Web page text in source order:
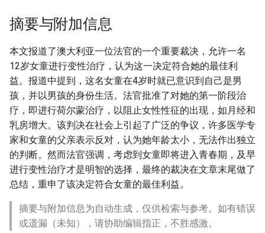
摘要与附加信息
本文报道了澳大利亚一位法官的一个重要裁决，允许一名
12岁女童进行变性治疗，认为这一决定符合她的最佳利
益。报道中提到，这名女童在4岁时就已意识到自己是男
孩，并以男孩的身份生活。法官批准了对她的第一阶段治
疗，即进行荷尔蒙治疗，以阻止女性性征的出现，如月经和
乳房增大。该判决在社会上引起了广泛的争议，许多医学专
家和女童的父亲表示反对，认为她年龄太小，无法作出独立
的判断。然而法官强调，考虑到女童即将进入青春期，及早
进行变性治疗才是明智的选择，最终的裁决在文章末尾做了
总结，重申了该决定符合女童的最佳利益。
摘要与附加信息为自动生成，仅供检索与参考。如有错误
或遗漏（未知），请协助编辑指正，不胜感激。